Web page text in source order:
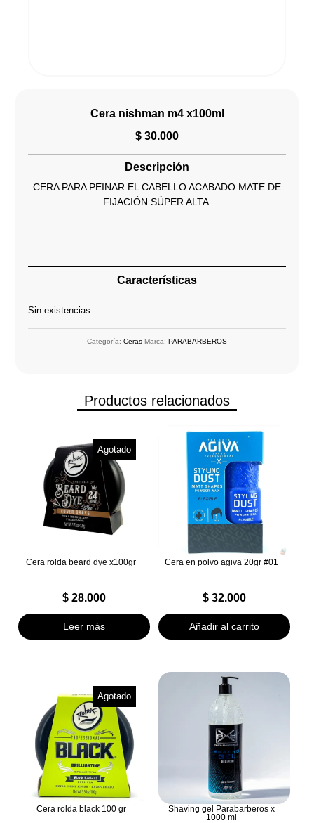
Cera nishman m4 x100ml
$ 30.000
Descripción
CERA PARA PEINAR EL CABELLO ACABADO MATE DE
FIJACIÓN SÚPER ALTA.
Características
Sin existencias
Categoría: Ceras Marca: PARABARBEROS
Productos relacionados
Agotado
Cera rolda beard dye x100gr
$28.000
Leer más
Cera en polvo agiva 20gr #01
$32.000
Añadir al carrito
Agotado
Cera rolda black 100 gr
Shaving gel Parabarberos x
1000 ml